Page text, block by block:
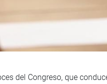
del Congreso, que